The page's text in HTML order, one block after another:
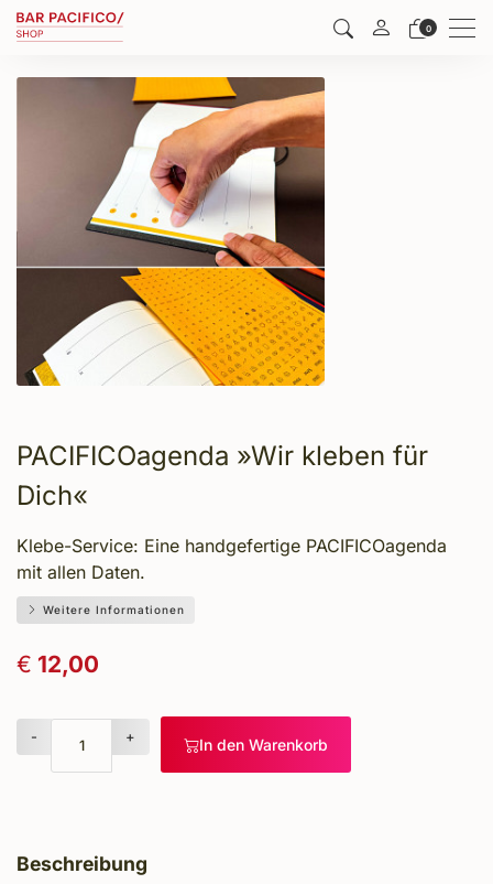
0
PACIFICOagenda »Wir kleben für
Dich«
Klebe-Service: Eine handgefertige PACIFICOagenda
mit allen Daten.
Weitere Informationen
€ 12,00
- + In den Warenkorb
Beschreibung